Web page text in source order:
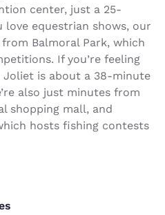
center, just a 25-
love equestrian shows, our
Balmoral Park, which
If you’re feeling
Joliet is about a 38-minute
also just minutes from
shopping mall, and
hosts fishing contests